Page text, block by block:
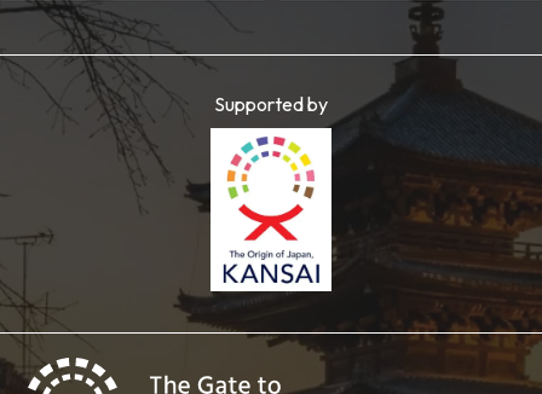
Supported by